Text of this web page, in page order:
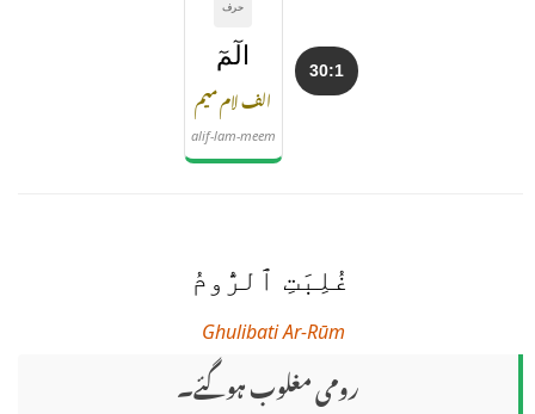
30:1
حرف
الٓمٓ
الف لام میم
alif-lam-meem
غُلِبَتِ ٱلرُّومُ
Ghulibati Ar-Rūm
رومی مغلوب ہوگئے۔